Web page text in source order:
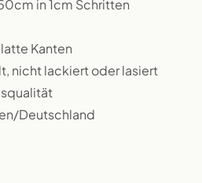
in 1cm Schritten
Kanten
nicht lackiert oder lasiert
Deutschland